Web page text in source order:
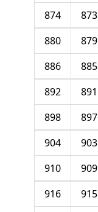
873
874
879
880
885
886
891
892
897
898
903
904
909
910
915
916